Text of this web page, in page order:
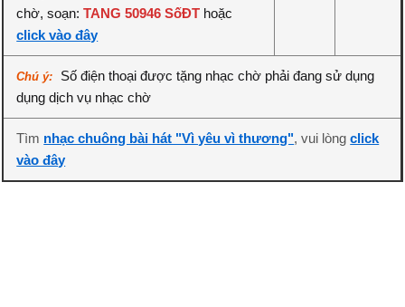
chờ, soạn:TANG 50946 SốĐT hoặc
click vào đây
Chú ý:
Số điện thoại được tặng nhạc chờ phải đang sử dụng
dụng dịch vụ nhạc chờ
Tìm nhạc chuông bài hát "Vì yêu vì thương", vui lòngclick
vào đây